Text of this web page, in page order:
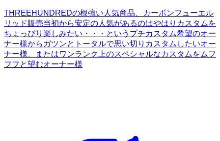
THREEHUNDREDの根強い人気商品、カーボンフューエル
リッド販売当初から安定の人気があるのはやはりカスタムを
ちょっぴり楽しみたい・・・というプチカスタム希望のオー
ナー様からガツンとトータルで思い切りカスタムしたいオー
ナー様、またはワンランク上のスペシャルなカスタムをムフ
フフと望むオーナー様